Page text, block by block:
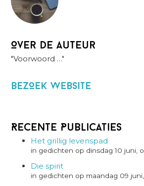
Over de auteur
"Voorwoord …"
BezOek website
Recente Publicaties
Het grillig levenspad
in gedichten op dinsdag 10 juni,
Die spirit
in gedichten op maandag 09 juni,